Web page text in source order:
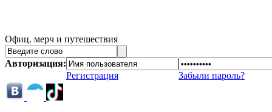
Офиц. мерч и путешествия
Авторизация:
Регистрация
Забыли пароль?